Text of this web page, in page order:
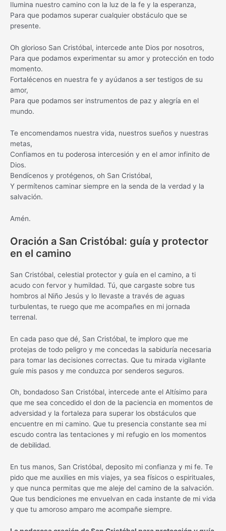
Ilumina nuestro camino con la luz de la fe y la esperanza,
Para que podamos superar cualquier obstáculo que se
presente.
Oh glorioso San Cristóbal, intercede ante Dios por nosotros,
Para que podamos experimentar su amor y protección en todo
momento.
Fortalécenos en nuestra fe y ayúdanos a ser testigos de su
amor,
Para que podamos ser instrumentos de paz y alegría en el
mundo.
Te encomendamos nuestra vida, nuestros sueños y nuestras
metas,
Confiamos en tu poderosa intercesión y en el amor infinito de
Dios.
Bendícenos y protégenos, oh San Cristóbal,
Y permítenos caminar siempre en la senda de la verdad y la
salvación.
Amén.
Oración a San Cristóbal: guía y protector
en el camino
San Cristóbal, celestial protector y guía en el camino, a ti
acudo con fervor y humildad. Tú, que cargaste sobre tus
hombros al Niño Jesús y lo llevaste a través de aguas
turbulentas, te ruego que me acompañes en mi jornada
terrenal.
En cada paso que dé, San Cristóbal, te imploro que me
protejas de todo peligro y me concedas la sabiduría necesaria
para tomar las decisiones correctas. Que tu mirada vigilante
guíe mis pasos y me conduzca por senderos seguros.
Oh, bondadoso San Cristóbal, intercede ante el Altísimo para
que me sea concedido el don de la paciencia en momentos de
adversidad y la fortaleza para superar los obstáculos que
encuentre en mi camino. Que tu presencia constante sea mi
escudo contra las tentaciones y mi refugio en los momentos
de debilidad.
En tus manos, San Cristóbal, deposito mi confianza y mi fe. Te
pido que me auxilies en mis viajes, ya sea físicos o espirituales,
y que nunca permitas que me aleje del camino de la salvación.
Que tus bendiciones me envuelvan en cada instante de mi vida
y que tu amoroso amparo me acompañe siempre.